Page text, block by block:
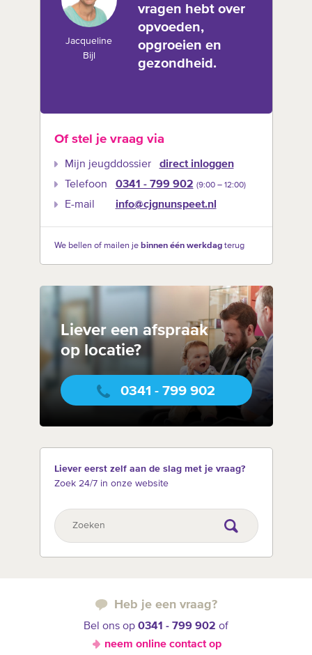
Jacqueline
Bijl
vragen hebt over
opvoeden,
opgroeien en
gezondheid.
Of stel je vraag via
Mijn jeugddossier
direct inloggen
Telefoon
0341 - 799 902 (9:00 –‍ 12:00)
E-mail info@cjgnunspeet.nl
We bellen of mailen je binnen één werkdagterug
Liever een afspraak
op locatie?
0341 - 799 902
Liever eerst zelf aan de slag met je vraag?
Zoek 24/7 in onze website
Heb je een vraag?
Bel ons op 0341 - 799 902 of
neem online contact op